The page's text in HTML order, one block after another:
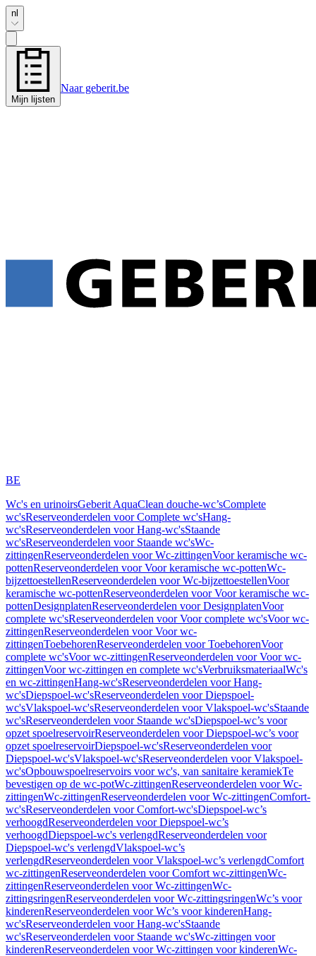
nl
Mijn lijsten
Naar geberit.be
BE
Wc's en urinoirsGeberit AquaClean douche-wc’sComplete
wc'sReserveonderdelen voor Complete wc'sHang-
wc'sReserveonderdelen voor Hang-wc'sStaande
wc'sReserveonderdelen voor Staande wc'sWc-
zittingenReserveonderdelen voor Wc-zittingenVoor keramische wc-
pottenReserveonderdelen voor Voor keramische wc-pottenWc-
bijzettoestellenReserveonderdelen voor Wc-bijzettoestellenVoor
keramische wc-pottenReserveonderdelen voor Voor keramische wc-
pottenDesignplatenReserveonderdelen voor DesignplatenVoor
complete wc'sReserveonderdelen voor Voor complete wc'sVoor wc-
zittingenReserveonderdelen voor Voor wc-
zittingenToebehorenReserveonderdelen voor ToebehorenVoor
complete wc'sVoor wc-zittingenReserveonderdelen voor Voor wc-
zittingenVoor wc-zittingen en complete wc'sVerbruiksmateriaalWc's
en wc-zittingenHang-wc'sReserveonderdelen voor Hang-
wc'sDiepspoel-wc'sReserveonderdelen voor Diepspoel-
wc'sVlakspoel-wc'sReserveonderdelen voor Vlakspoel-wc'sStaande
wc'sReserveonderdelen voor Staande wc'sDiepspoel-wc’s voor
opzet spoelreservoirReserveonderdelen voor Diepspoel-wc’s voor
opzet spoelreservoirDiepspoel-wc'sReserveonderdelen voor
Diepspoel-wc'sVlakspoel-wc'sReserveonderdelen voor Vlakspoel-
wc'sOpbouwspoelreservoirs voor wc's, van sanitaire keramiekTe
bevestigen op de wc-potWc-zittingenReserveonderdelen voor Wc-
zittingenWc-zittingenReserveonderdelen voor Wc-zittingenComfort-
wc'sReserveonderdelen voor Comfort-wc'sDiepspoel-wc’s
verhoogdReserveonderdelen voor Diepspoel-wc’s
verhoogdDiepspoel-wc's verlengdReserveonderdelen voor
Diepspoel-wc's verlengdVlakspoel-wc’s
verlengdReserveonderdelen voor Vlakspoel-wc’s verlengdComfort
wc-zittingenReserveonderdelen voor Comfort wc-zittingenWc-
zittingenReserveonderdelen voor Wc-zittingenWc-
zittingsringenReserveonderdelen voor Wc-zittingsringenWc’s voor
kinderenReserveonderdelen voor Wc’s voor kinderenHang-
wc'sReserveonderdelen voor Hang-wc'sStaande
wc'sReserveonderdelen voor Staande wc'sWc-zittingen voor
kinderenReserveonderdelen voor Wc-zittingen voor kinderenWc-